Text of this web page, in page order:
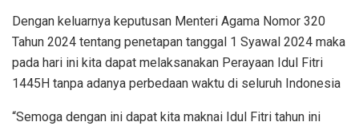
Dengan keluarnya keputusan Menteri Agama Nomor 320
Tahun 2024 tentang penetapan tanggal 1 Syawal 2024 maka
pada hari ini kita dapat melaksanakan Perayaan Idul Fitri
1445H tanpa adanya perbedaan waktu di seluruh Indonesia
“Semoga dengan ini dapat kita maknai Idul Fitri tahun ini